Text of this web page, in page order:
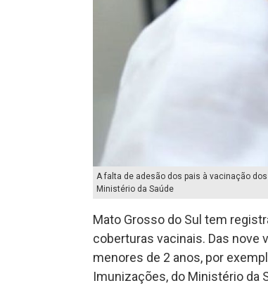
A falta de adesão dos pais à vacinação
Ministério da Saúde
Mato Grosso do Sul tem
coberturas vacinais. Das nove
menores de 2 anos, por
Imunizações, do Ministério da